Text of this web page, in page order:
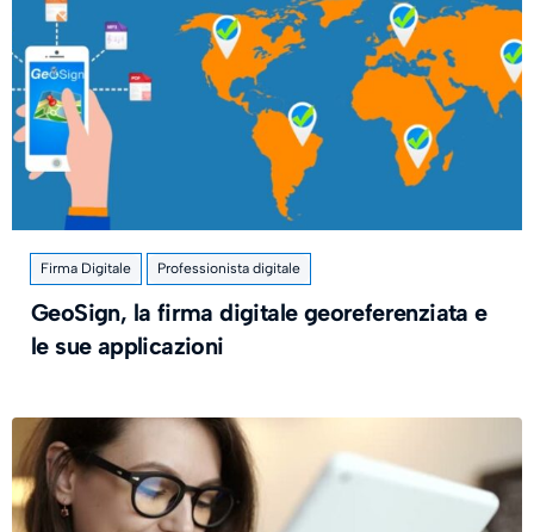
Firma Digitale Professionista digitale
GeoSign, la firma digitale georeferenziata e
le sue applicazioni